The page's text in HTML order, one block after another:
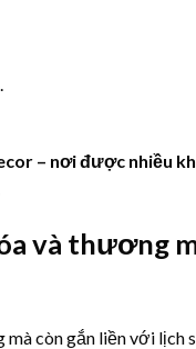
– nơi được nhiều
và thương
còn gắn liền với lịch